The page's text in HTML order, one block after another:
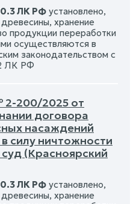
ЛК РФ установлено,
хранение
продукции переработки
осуществляются в
законодательством с
ЛК РФ
200/2025 от
договора
насаждений
силу ничтожности
(Красноярский
ЛК РФ установлено,
хранение